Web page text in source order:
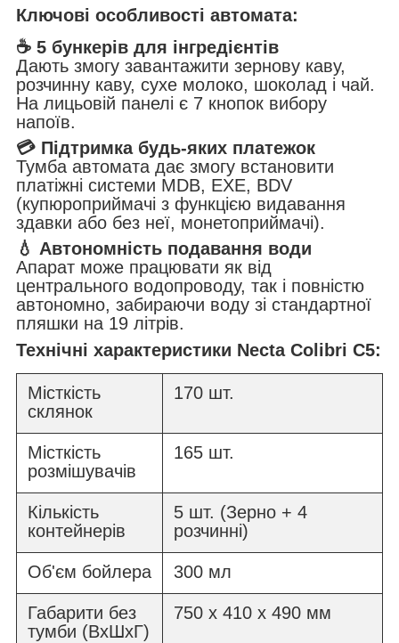
Ключові особливості автомата:
☕ 5 бункерів для інгредієнтів
Дають змогу завантажити зернову каву,
розчинну каву, сухе молоко, шоколад і чай.
На лицьовій панелі є 7 кнопок вибору
напоїв.
💳 Підтримка будь-яких платежок
Тумба автомата дає змогу встановити
платіжні системи MDB, EXE, BDV
(купюроприймачі з функцією видавання
здавки або без неї, монетоприймачі).
💧 Автономність подавання води
Апарат може працювати як від
центрального водопроводу, так і повністю
автономно, забираючи воду зі стандартної
пляшки на 19 літрів.
Технічні характеристики Necta Colibri С5:
Місткість
склянок
170 шт.
Місткість
розмішувачів
165 шт.
Кількість
контейнерів
5 шт. (Зерно + 4
розчинні)
Об'єм бойлера 300 мл
Габарити без
тумби (ВхШхГ)
750 х 410 х 490 мм